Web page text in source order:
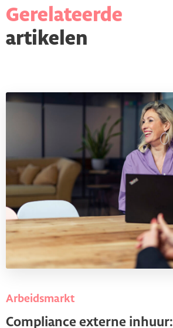
Gerelateerde
artikelen
Arbeidsmarkt
Compliance externe inhuur: